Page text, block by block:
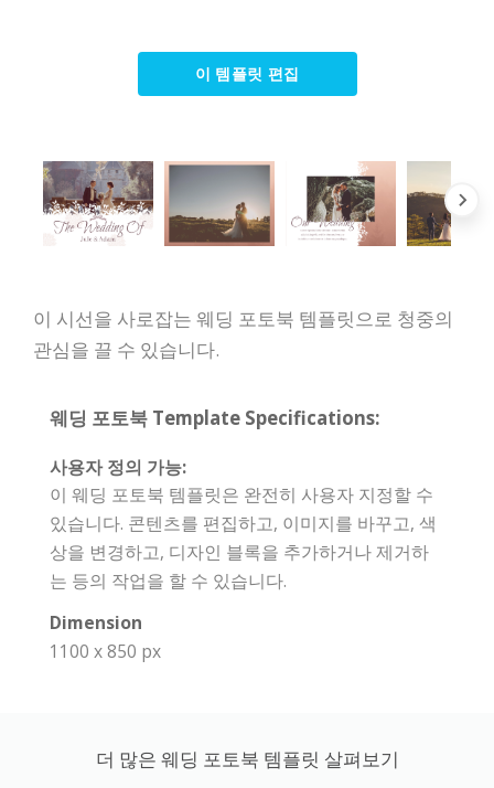
이 템플릿 편집
이 시선을 사로잡는 웨딩 포토북 템플릿으로 청중의
관심을 끌 수 있습니다.
웨딩 포토북 Template Specifications:
사용자 정의 가능:
이 웨딩 포토북 템플릿은 완전히 사용자 지정할 수
있습니다. 콘텐츠를 편집하고, 이미지를 바꾸고, 색
상을 변경하고, 디자인 블록을 추가하거나 제거하
는 등의 작업을 할 수 있습니다.
Dimension
1100 x 850 px
더 많은 웨딩 포토북 템플릿 살펴보기